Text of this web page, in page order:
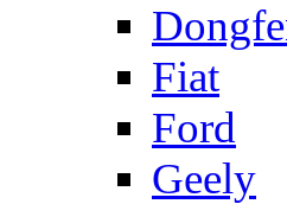
Fiat
Ford
Geely